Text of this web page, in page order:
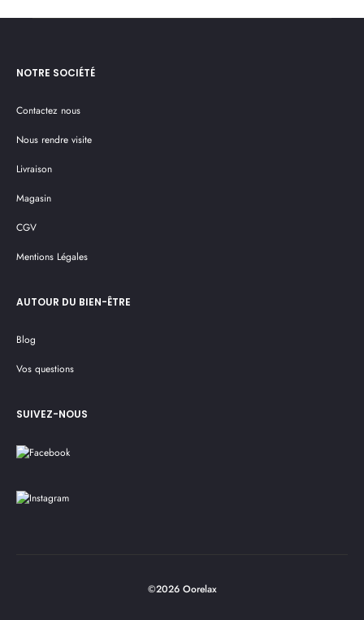
NOTRE SOCIÉTÉ
Contactez nous
Nous rendre visite
Livraison
Magasin
CGV
Mentions Légales
AUTOUR DU BIEN-ÊTRE
Blog
Vos questions
SUIVEZ-NOUS
©2026 Oorelax